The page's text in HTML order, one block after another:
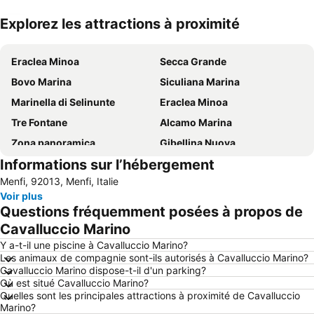
Explorez les attractions à proximité
Eraclea Minoa
Secca Grande
Bovo Marina
Siculiana Marina
Marinella di Selinunte
Eraclea Minoa
Tre Fontane
Alcamo Marina
Zona panoramica
Gibellina Nuova
Piana Grande
Piazza della Repubblica
Isola delle Femmine
Lido Signorino
Réserve naturelle du Zingaro
Spiaggia Castellammare del Golfo
Informations sur l’hébergement
Menfi, 92013, Menfi, Italie
Voir plus
Questions fréquemment posées à propos de
Cavalluccio Marino
Y a-t-il une piscine à Cavalluccio Marino?
Les animaux de compagnie sont-ils autorisés à Cavalluccio Marino?
Cavalluccio Marino dispose-t-il d'un parking?
Où est situé Cavalluccio Marino?
Quelles sont les principales attractions à proximité de Cavalluccio
Marino?